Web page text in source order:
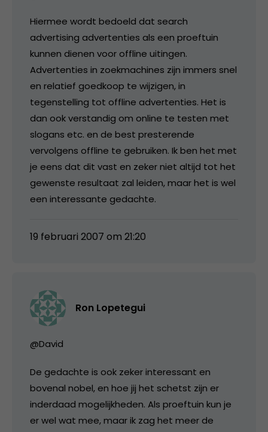
Hiermee wordt bedoeld dat search
advertising advertenties als een proeftuin
kunnen dienen voor offline uitingen.
Advertenties in zoekmachines zijn immers snel
en relatief goedkoop te wijzigen, in
tegenstelling tot offline advertenties. Het is
dan ook verstandig om online te testen met
slogans etc. en de best presterende
vervolgens offline te gebruiken. Ik ben het met
je eens dat dit vast en zeker niet altijd tot het
gewenste resultaat zal leiden, maar het is wel
een interessante gedachte.
19 februari 2007 om 21:20
Ron Lopetegui
@David
De gedachte is ook zeker interessant en
bovenal nobel, en hoe jij het schetst zijn er
inderdaad mogelijkheden. Als proeftuin kun je
er wel wat mee, maar ik zag het meer de